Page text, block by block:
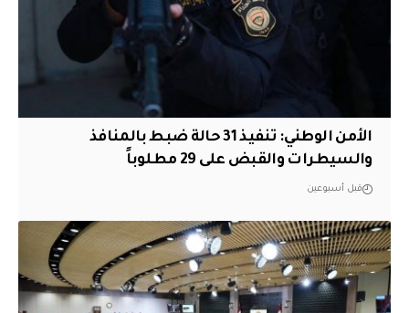
الأمن الوطني: تنفيذ 31 حالة ضبط بالمنافذ
والسيطرات والقبض على 29 مطلوباً
قبل أسبوعين